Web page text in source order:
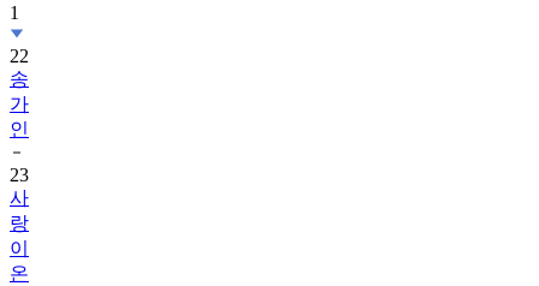
1
22
송
가
인
23
사
랑
이
온